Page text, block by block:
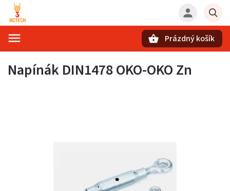
Prázdný košík
Napínák DIN1478 OKO-OKO Zn